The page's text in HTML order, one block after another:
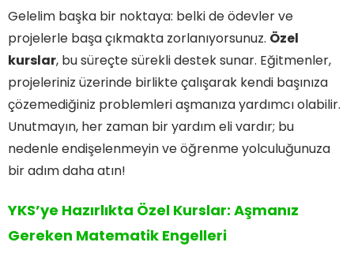
Gelelim başka bir noktaya: belki de ödevler ve
projelerle başa çıkmakta zorlanıyorsunuz. Özel
kurslar, bu süreçte sürekli destek sunar. Eğitmenler,
projeleriniz üzerinde birlikte çalışarak kendi başınıza
çözemediğiniz problemleri aşmanıza yardımcı olabilir.
Unutmayın, her zaman bir yardım eli vardır; bu
nedenle endişelenmeyin ve öğrenme yolculuğunuza
bir adım daha atın!
YKS’ye Hazırlıkta Özel Kurslar: Aşmanız
Gereken Matematik Engelleri